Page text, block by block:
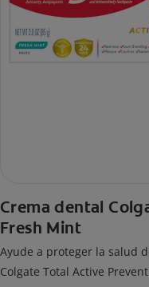
Crema dental
Fresh Mint
Ayude a proteger la salud
Colgate Total Active